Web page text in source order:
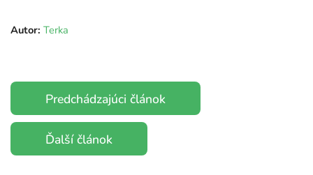
Autor: Terka
Predchádzajúci článok
Ďalší článok